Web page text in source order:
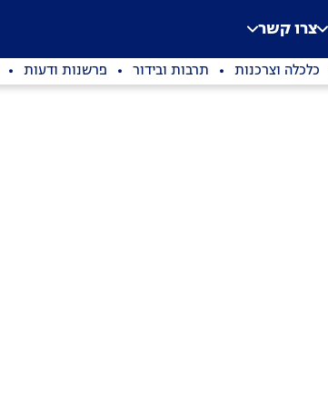
צרו קשר
כלכלה וצרכנות תרבות ובידור פרשנות ודעות